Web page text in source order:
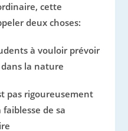
cette
deux choses:
à vouloir prévoir
la nature
pas rigoureusement
de sa